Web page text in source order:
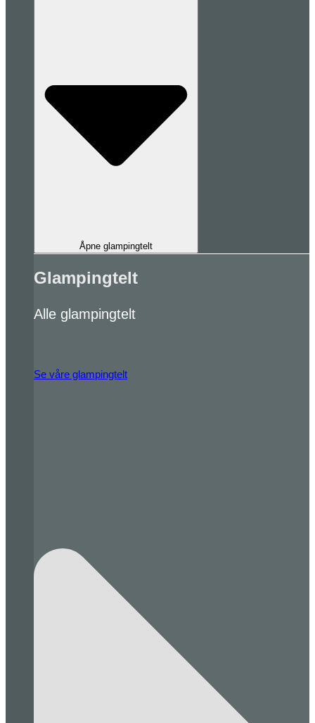
Åpne glampingtelt
Glampingtelt
Alle glampingtelt
Se våre glampingtelt